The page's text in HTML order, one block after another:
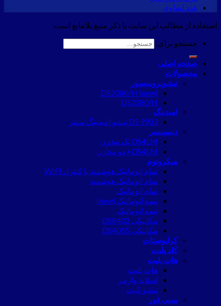
غدد لنفاوی
استفاده از مطالب این سایت با ذکر منبع بلامانع است.
جستجو برای:
صفحه اصلی
محصولات
تیشوپروسسور
DS2080/H (new)
DS2080/H
امبدینگ
DS 9903 تیشو امبدینگ سنتر
دیسپنسر
DS4LM تک مخزن
DS4LM+ دو مخزن
میکروتوم
تمام اتوماتیک هوشمند با کنترل WIFI
تمام اتوماتیک هوشمند
تمام اتوماتیک
نیمه اتوماتیک (new)
نیمه اتوماتیک
مکانیکی DS8402
مکانیکی DS4055
کرایوستات
کلد پلیت
هات پلیت
هات پلیت
اسلاید وارمر
تیشو پلیت
مینی فور